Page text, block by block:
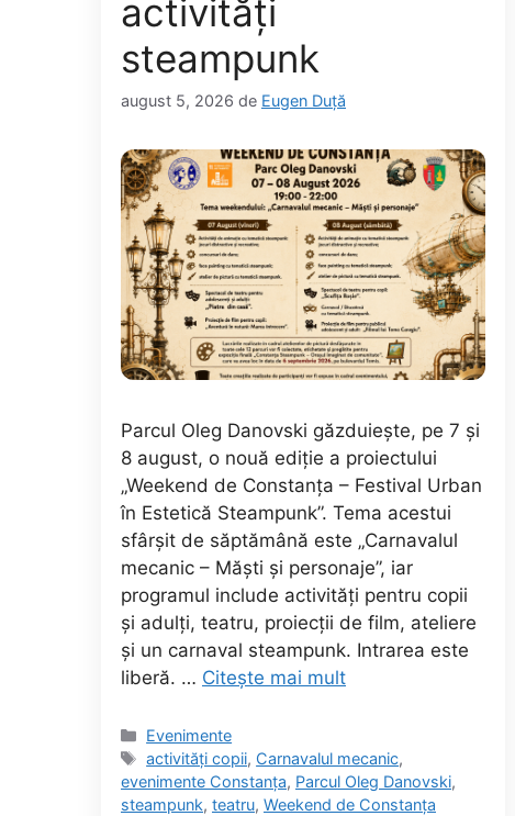
activități
steampunk
august 5, 2026 de Eugen Duță
Parcul Oleg Danovski găzduiește, pe 7 și
8 august, o nouă ediție a proiectului
„Weekend de Constanța – Festival Urban
în Estetică Steampunk”. Tema acestui
sfârșit de săptămână este „Carnavalul
mecanic – Măști și personaje”, iar
programul include activități pentru copii
și adulți, teatru, proiecții de film, ateliere
și un carnaval steampunk. Intrarea este
liberă. … Citește mai mult
Categorii
Evenimente
Etichete
activități copii, Carnavalul mecanic,
evenimente Constanța, Parcul Oleg Danovski,
steampunk, teatru, Weekend de Constanța